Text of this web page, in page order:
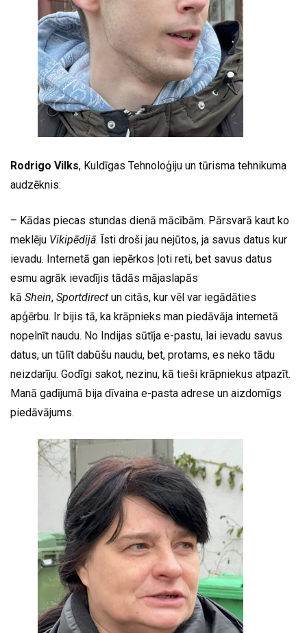
Rodrigo Vilks, Kuldīgas Tehnoloģiju un tūrisma tehnikuma
audzēknis:
– Kādas piecas stundas dienā mācībām. Pārsvarā kaut ko
meklēju Vikipēdijā. Īsti droši jau nejūtos, ja savus datus kur
ievadu. Internetā gan iepērkos ļoti reti, bet savus datus
esmu agrāk ievadījis tādās mājaslapās
kā Shein, Sportdirect un citās, kur vēl var iegādāties
apģērbu. Ir bijis tā, ka krāpnieks man piedāvāja internetā
nopelnīt naudu. No Indijas sūtīja e-pastu, lai ievadu savus
datus, un tūlīt dabūšu naudu, bet, protams, es neko tādu
neizdarīju. Godīgi sakot, nezinu, kā tieši krāpniekus atpazīt.
Manā gadījumā bija dīvaina e-pasta adrese un aizdomīgs
piedāvājums.